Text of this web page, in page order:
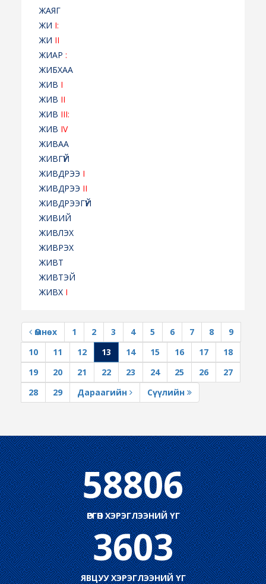
ЖАЯГ
ЖИ I:
ЖИ II
ЖИАР :
ЖИБХАА
ЖИВ I
ЖИВ II
ЖИВ III:
ЖИВ IV
ЖИВАА
ЖИВГҮЙ
ЖИВДРЭЭ I
ЖИВДРЭЭ II
ЖИВДРЭЭГҮЙ
ЖИВИЙ
ЖИВЛЭХ
ЖИВРЭХ
ЖИВТ
ЖИВТЭЙ
ЖИВХ I
Өмнөх 1 2 3 4 5 6 7 8
9
10
11 12 13 14 15 16 17
18
19
20 21 22 23 24 25 26
27
28
29 Дараагийн Сүүлийн
58806
ӨРГӨН ХЭРЭГЛЭЭНИЙ ҮГ
3603
ЯВЦУУ ХЭРЭГЛЭЭНИЙ ҮГ